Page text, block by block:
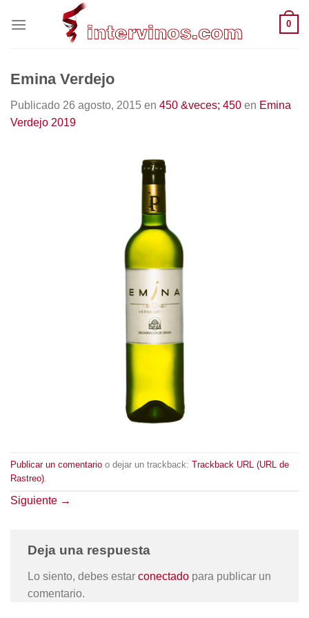
0
Emina Verdejo
Publicado 26 agosto, 2015 en 450 &veces; 450 en Emina
Verdejo 2019
Publicar un comentario o dejar un trackback: Trackback URL (URL de
Rastreo)
Siguiente →
Deja una respuesta
Lo siento, debes estar conectado para publicar un
comentario.